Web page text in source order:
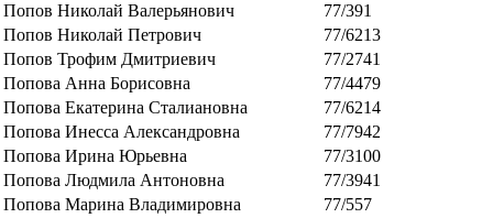
Попов Николай Валерьянович
77/391
Попов Николай Петрович
77/6213
Попов Трофим Дмитриевич
77/2741
Попова Анна Борисовна
77/4479
Попова Екатерина Сталиановна
77/6214
Попова Инесса Александровна
77/7942
Попова Ирина Юрьевна
77/3100
Попова Людмила Антоновна
77/3941
Попова Марина Владимировна
77/557